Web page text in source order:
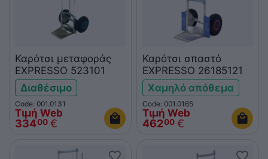
Καρότσι μεταφοράς
EXPRESSO 523101
Διαθέσιμο
Code: 001.0131
Τιμή Web
33400 €
Καρότσι σπαστό
EXPRESSO 26185121
Χαμηλό απόθεμα
Code: 001.0165
Τιμή Web
46200 €